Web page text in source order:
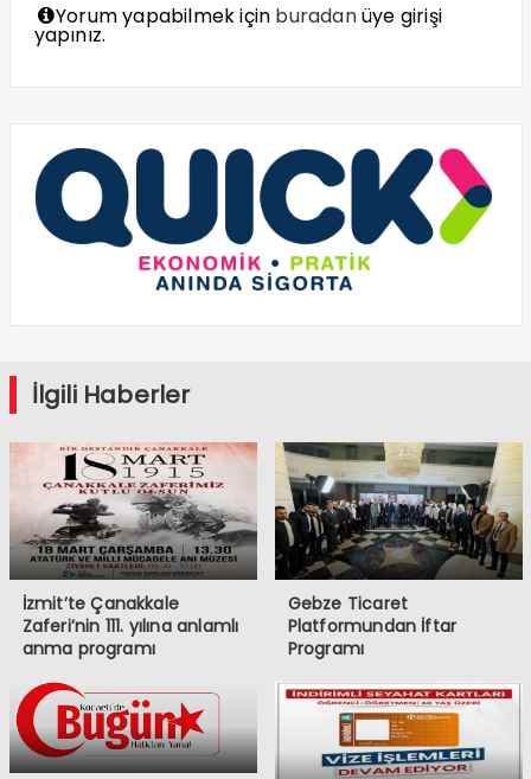
Yorum yapabilmek için buradanüye girişi
yapınız.
İlgili Haberler
İzmit’te Çanakkale
Zaferi’nin 111. yılına anlamlı
anma programı
Gebze Ticaret
Platformundan İftar
Programı